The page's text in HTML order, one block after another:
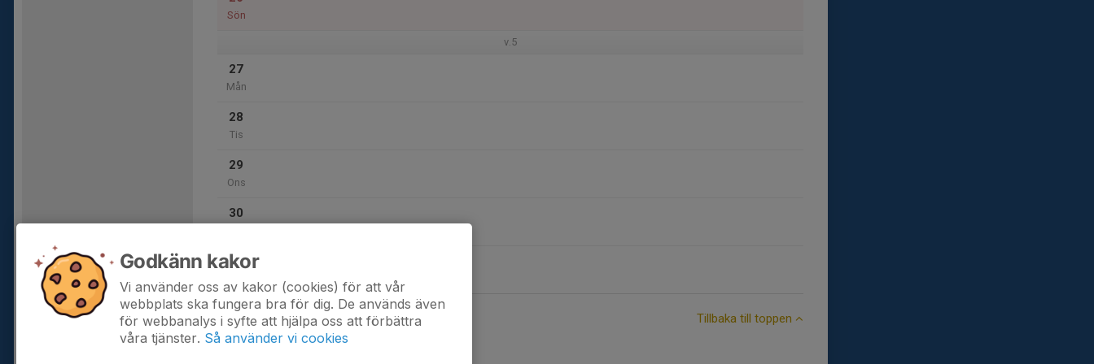
Sön
v.5
27
Mån
28
Tis
29
Ons
30
31
Tillbaka till toppen
Godkänn kakor
Vi använder oss av kakor (cookies) för att vår
webbplats ska fungera bra för dig. De används även
för webbanalys i syfte att hjälpa oss att förbättra
våra tjänster. Så använder vi cookies